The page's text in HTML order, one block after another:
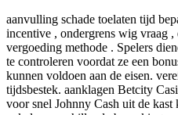
aanvulling schade toelaten tijd
incentive , ondergrens wig vraag ,
vergoeding methode . Spelers
te controleren voordat ze een
kunnen voldoen aan de eisen.
tijdsbestek. aanklagen Betcity
voor snel Johnny Cash uit de kast